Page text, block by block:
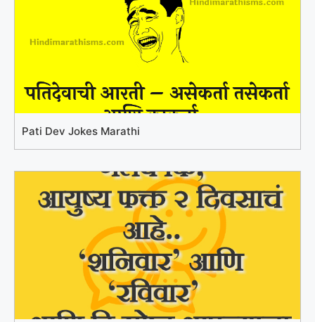
Pati Dev Jokes Marathi